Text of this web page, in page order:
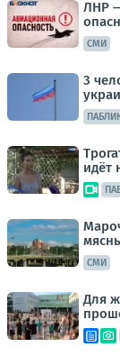
ЛНР
СМИ
3
идёт
СМИ
Для